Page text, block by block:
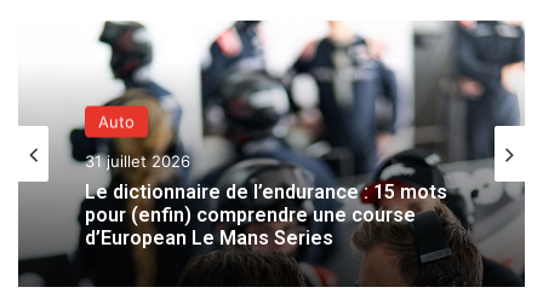
Auto
31 juillet 2026
Le dictionnaire de l’endurance : 15 mots
pour (enfin) comprendre une course
d’European Le Mans Series